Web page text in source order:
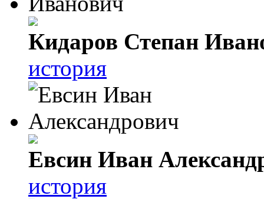
Кидаров Степан
история
Евсин Иван
история